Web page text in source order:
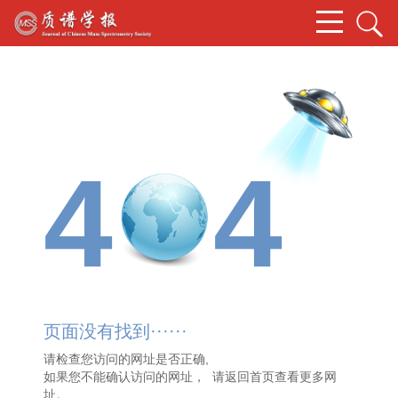
4 4
页面没有找到······
请检查您访问的网址是否正确,
如果您不能确认访问的网址， 请返回首页查看更多网
址。